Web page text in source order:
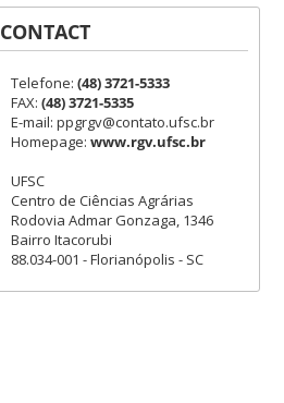
CONTACT
Telefone: (48) 3721-5333
FAX: (48) 3721-5335
E-mail: ppgrgv@contato.ufsc.br
Homepage: www.rgv.ufsc.br
UFSC
Centro de Ciências Agrárias
Rodovia Admar Gonzaga, 1346
Bairro Itacorubi
88.034-001 - Florianópolis - SC